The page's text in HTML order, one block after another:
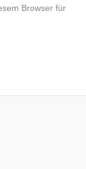
Browser für